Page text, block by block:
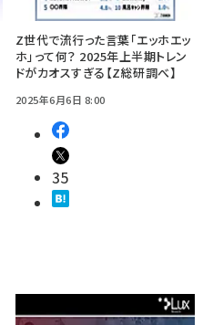
Z世代で流行った言葉「エッホエッ
ホ」って何？ 2025年上半期トレン
ドがカオスすぎる【Z総研調べ】
2025年6月6日 8:00
35